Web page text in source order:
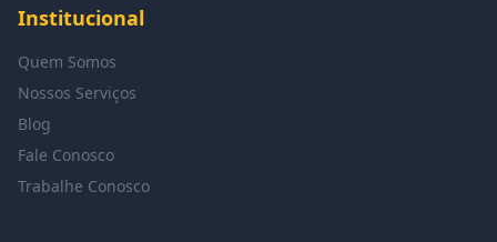
Institucional
Quem Somos
Nossos Serviços
Blog
Fale Conosco
Trabalhe Conosco